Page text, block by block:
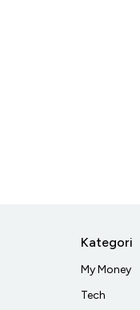
Kategori
My Money
Tech